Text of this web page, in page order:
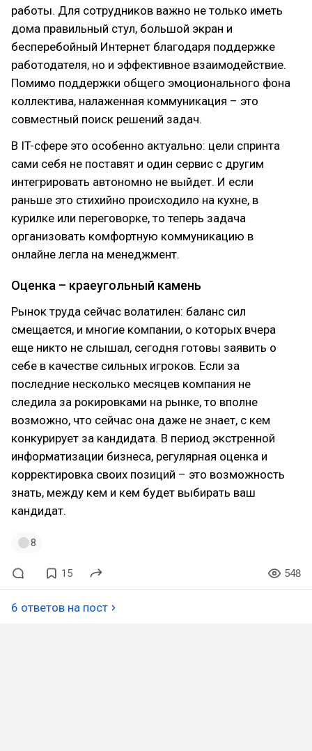
работы. Для сотрудников важно не только иметь
дома правильный стул, большой экран и
бесперебойный Интернет благодаря поддержке
работодателя, но и эффективное взаимодействие.
Помимо поддержки общего эмоционального фона
коллектива, налаженная коммуникация – это
совместный поиск решений задач.
В IT-сфере это особенно актуально: цели спринта
сами себя не поставят и один сервис с другим
интегрировать автономно не выйдет. И если
раньше это стихийно происходило на кухне, в
курилке или переговорке, то теперь задача
организовать комфортную коммуникацию в
онлайне легла на менеджмент.
Оценка – краеугольный камень
Рынок труда сейчас волатилен: баланс сил
смещается, и многие компании, о которых вчера
еще никто не слышал, сегодня готовы заявить о
себе в качестве сильных игроков. Если за
последние несколько месяцев компания не
следила за рокировками на рынке, то вполне
возможно, что сейчас она даже не знает, с кем
конкурирует за кандидата. В период экстренной
информатизации бизнеса, регулярная оценка и
корректировка своих позиций – это возможность
знать, между кем и кем будет выбирать ваш
кандидат.
8
15 548
6 ответов на пост